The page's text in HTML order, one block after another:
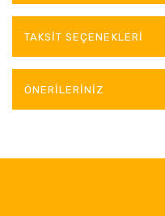
TAKSIT SEÇENEKLERI
ÖNERILERINIZ